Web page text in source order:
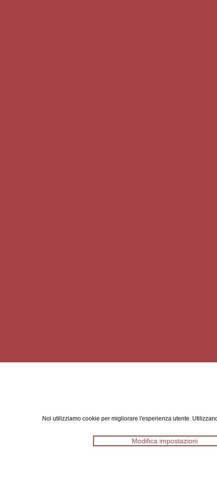
Noi utilizziamo cookie per migliorare l'esperienza utente.
Modifica impostazioni